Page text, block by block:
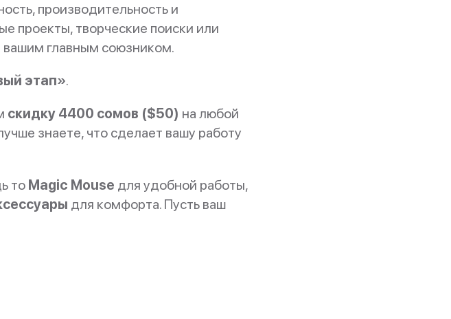
производительность и
проекты, творческие поиски или
вашим главным союзником.
этап».
скидку 4400 сомов ($50) на любой
знаете, что сделает вашу работу
то Magic Mouse для удобной работы,
для комфорта. Пусть ваш